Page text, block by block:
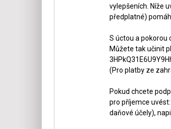
vylepšeních. Níže
předplatné)
S úctou a pokorou
Můžete tak učinit
(Pro platby ze
Pokud chcete
pro příjemce
daňové účely),